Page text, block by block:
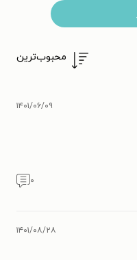
محبوب‌ترین
۱۴۰۱/۰۶/۰۹
۰
۱۴۰۱/۰۸/۲۸